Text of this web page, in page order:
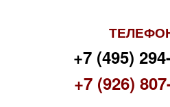
+7 (495)
+7 (926)